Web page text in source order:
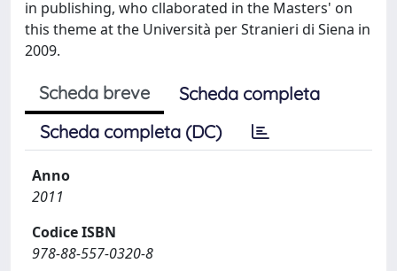
in publishing, who cllaborated in the Masters' on
this theme at the Università per Stranieri di Siena in
2009.
Scheda breve
Scheda completa
Scheda completa (DC)
Anno
2011
Codice ISBN
978-88-557-0320-8